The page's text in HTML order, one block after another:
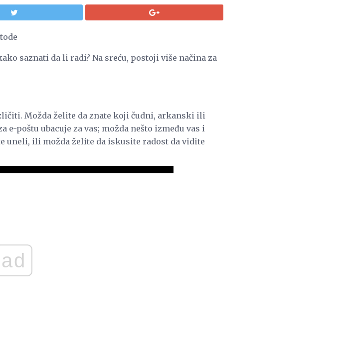
saznati da li radi? Na sreću, postoji više načina za
Možda želite da znate koji čudni, arkanski ili
e-poštu ubacuje za vas; možda nešto između vas i
uneli, ili možda želite da iskusite radost da vidite
ad